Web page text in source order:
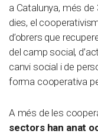
a Catalunya, més
dies, el
d’obrers que
del camp social,
canvi social i de
forma cooperativa
A més de les
sectors han anat